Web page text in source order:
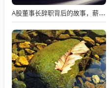
A股董事长辞职背后的故事，薪资不满意引发争议